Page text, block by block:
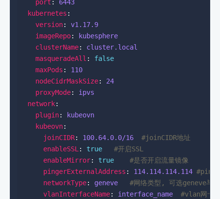
port : 6443
kubernetes
version: v1.17.9
imageRepo:
kubesphere
clusterName: cluster.local
masqueradeAll : false
maxPods : 110
nodeCidrMaskSize: 24
proxyMode: ipvs
network
plugin:
kubeovn
kubeovn
joinCIDR: 100.64.0.0/16
#joinCIDR地址
enableSSL: true
#开启SSL
enableMirror: true
#是否开启流量镜像
pingerExternalAddress : 114.114.114.114 #ping
networkType: geneve
#网络类型, 可选geneve与
vlanInterfaceName: interface_name
#vlan网卡